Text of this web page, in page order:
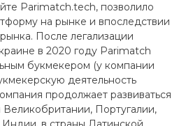
Parimatch.tech, позволило
на рынке и впоследствии
После легализации
в 2020 году Parimatch
букмекером (у компании
деятельность
продолжает развиваться
Португалии,